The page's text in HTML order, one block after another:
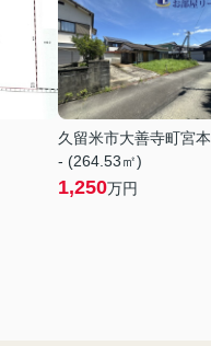
久留米市大善寺町宮本
- (264.53㎡)
1,250万円